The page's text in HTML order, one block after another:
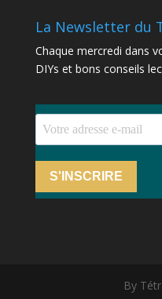
La Newsletter du
Chaque mercredi dans
DIYs et bons conseils
S'INSCRIRE
By